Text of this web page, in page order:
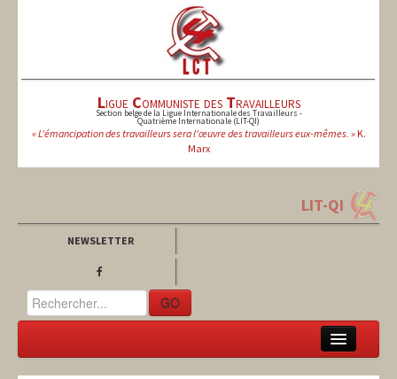
Ligue Communiste des Travailleurs
Section belge de la Ligue Internationale des Travailleurs -
Quatrième Internationale (LIT-QI)
« L'émancipation des travailleurs sera l'œuvre des travailleurs eux-mêmes. »K.
Marx
LIT-QI
NEWSLETTER
GO